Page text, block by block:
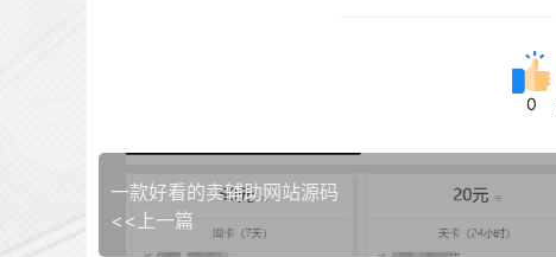
0
一款好看的卖辅助网站源码
<<上一篇